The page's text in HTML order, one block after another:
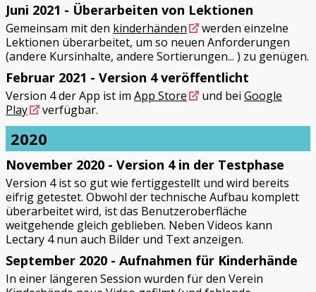
Juni 2021 - Überarbeiten von Lektionen
Gemeinsam mit den kinderhänden
werden einzelne
Lektionen überarbeitet, um so neuen Anforderungen
(andere Kursinhalte, andere Sortierungen... ) zu genügen.
Februar 2021 - Version 4 veröffentlicht
Version 4 der App ist im App Store und bei Google
Play
verfügbar.
2020
November 2020 - Version 4 in der Testphase
Version 4 ist so gut wie fertiggestellt und wird bereits
eifrig getestet. Obwohl der technische Aufbau komplett
überarbeitet wird, ist das Benutzeroberfläche
weitgehende gleich geblieben. Neben Videos kann
Lectary 4 nun auch Bilder und Text anzeigen.
September 2020 - Aufnahmen für Kinderhände
In einer längeren Session wurden für den Verein